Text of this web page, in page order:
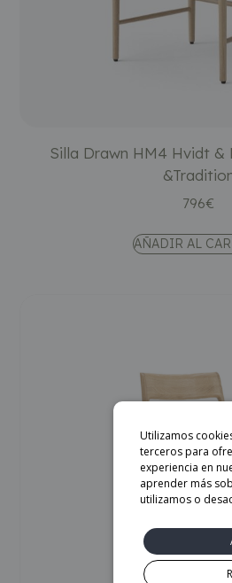
Silla Drawn HM4 Hvidt &
796€
AÑADIR AL
Utilizamos
terceros para
experiencia en
aprender más
utilizamos o